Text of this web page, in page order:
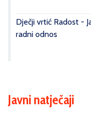
Dječji vrtić Radost -
radni odnos
Javni natječaji